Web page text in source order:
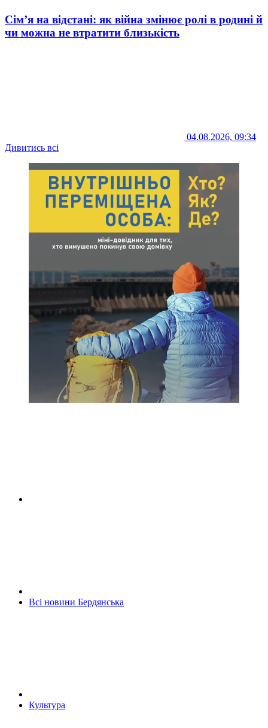
Сім’я на відстані: як війна змінює ролі в родині й
чи можна не втратити близькість
04.08.2026, 09:34
Дивитись всі
Всі новини Бердянська
Культура